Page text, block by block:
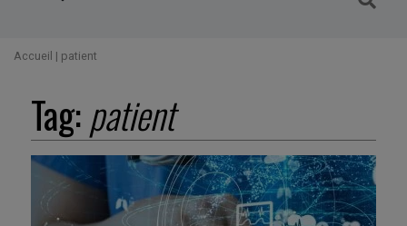
Accueil | patient
Tag:patient